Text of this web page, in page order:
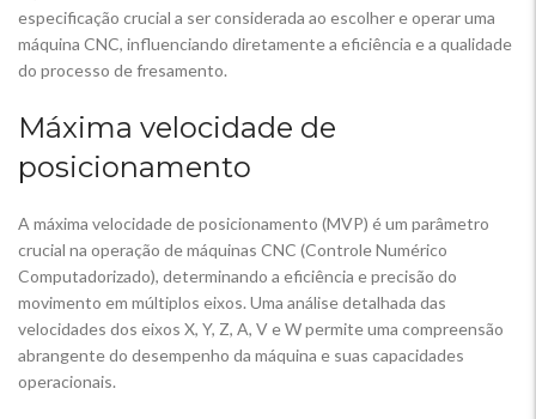
especificação crucial a ser considerada ao escolher e operar uma
máquina CNC, influenciando diretamente a eficiência e a qualidade
do processo de fresamento.
Máxima velocidade de
posicionamento
A máxima velocidade de posicionamento (MVP) é um parâmetro
crucial na operação de máquinas CNC (Controle Numérico
Computadorizado), determinando a eficiência e precisão do
movimento em múltiplos eixos. Uma análise detalhada das
velocidades dos eixos X, Y, Z, A, V e W permite uma compreensão
abrangente do desempenho da máquina e suas capacidades
operacionais.